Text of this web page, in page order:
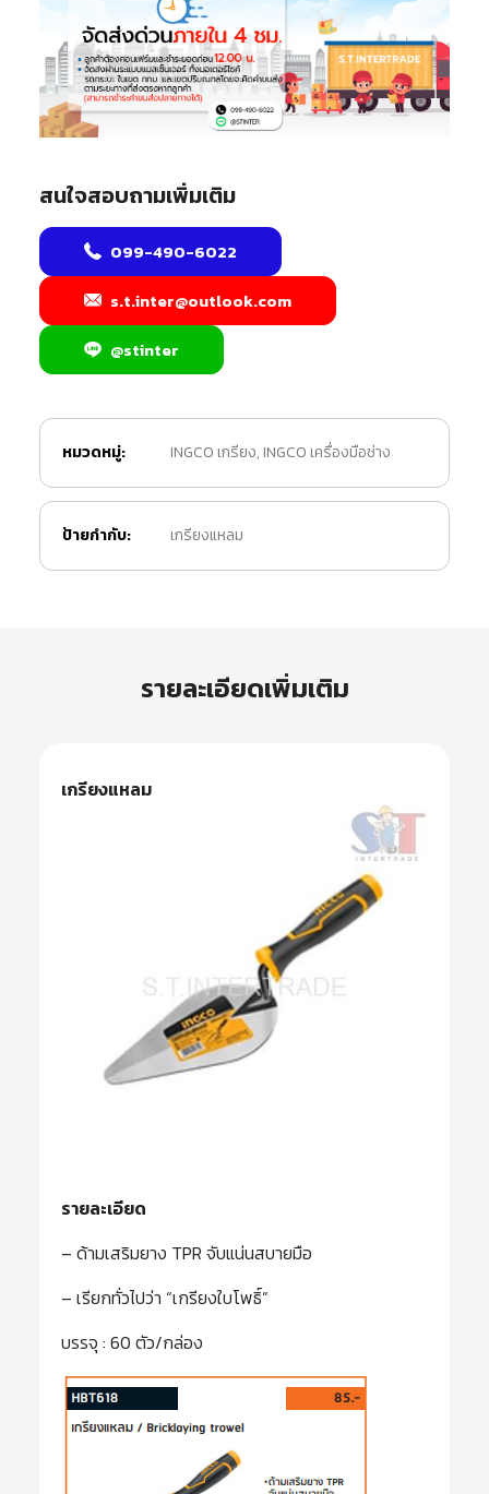
สนใจสอบถามเพิ่มเติม
099-490-6022
s.t.inter@outlook.com
@stinter
หมวดหมู่: INGCO เกรียง, INGCO เครื่องมือช่าง
ป้ายกำกับ: เกรียงแหลม
รายละเอียดเพิ่มเติม
เกรียงแหลม
รายละเอียด
– ด้ามเสริมยาง TPR จับแน่นสบายมือ
– เรียกทั่วไปว่า “เกรียงใบโพธิ์”
บรรจุ : 60 ตัว/กล่อง